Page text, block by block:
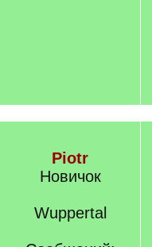
Piotr
Новичок
Wuppertal